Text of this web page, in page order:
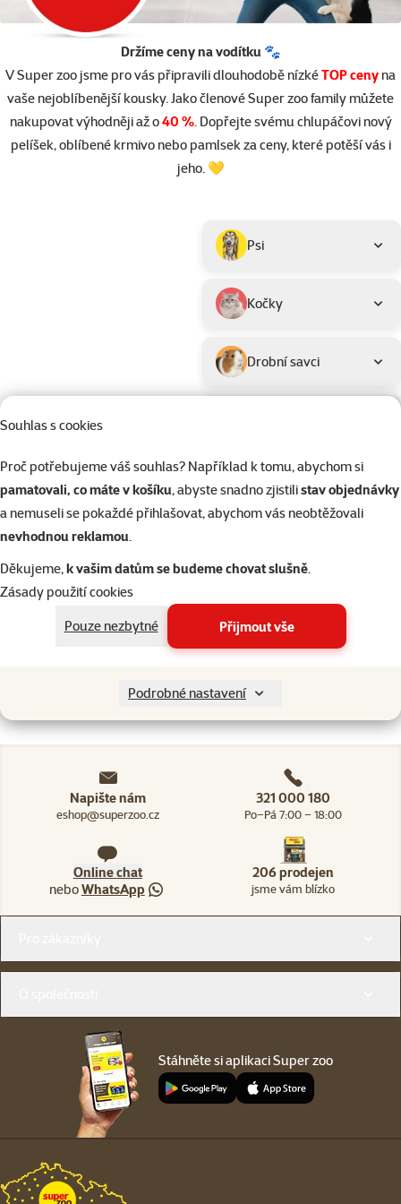
Souhlas s cookies
Proč potřebujeme váš souhlas? Například k tomu, abychom si
pamatovali, co máte v košíku, abyste snadno zjistilistav objednávky
a nemuseli se pokaždé přihlašovat, abychom vás neobtěžovali
nevhodnou reklamou.
Děkujeme,k vašim datům se budeme chovat slušně.
Zásady použití cookies
Pouze nezbytné
Přijmout vše
Podrobné nastavení
Držíme ceny na vodítku 🐾
V Super zoo jsme pro vás připravili dlouhodobě nízkéTOP ceny na
vaše nejoblíbenější kousky. Jako členové Super zoo family můžete
nakupovat výhodněji až o40 %.Dopřejte svému chlupáčovi nový
pelíšek, oblíbené krmivo nebo pamlsek za ceny, které potěší vás i
jeho. 💛
Podkategorie
Psi
Kočky
Drobní savci
Akvaristika
Filtrovat
Kategorie
Nenalezeny žádné produkty
Napište nám
eshop@superzoo.cz
321 000 180
Po–Pá 7:00 – 18:00
Online chat
neboWhatsApp
206 prodejen
jsme vám blízko
Stáhněte si aplikaci Super zoo